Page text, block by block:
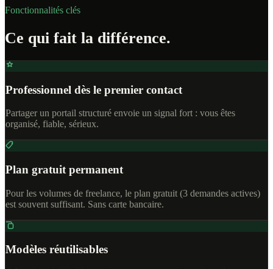
Fonctionnalités clés
Ce qui fait la différence.
Professionnel dès le premier contact
Partager un portail structuré envoie un signal fort : vous êtes
organisé, fiable, sérieux.
Plan gratuit permanent
Pour les volumes de freelance, le plan gratuit (3 demandes actives)
est souvent suffisant. Sans carte bancaire.
Modèles réutilisables